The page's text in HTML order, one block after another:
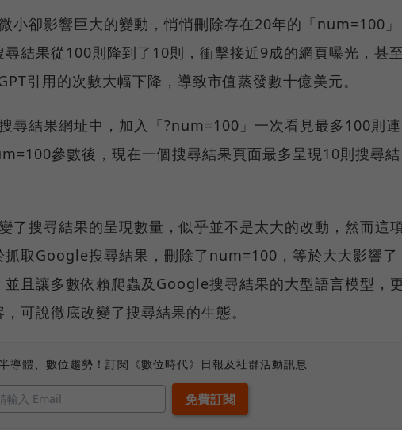
小卻影響巨大的變動，悄悄刪除存在20年的「num=100」
結果從100則降到了10則，衝擊接近9成的網頁曝光，甚
引用的次數大幅下降，導致市值蒸發數十億美元。
尋結果網址中，加入「?num=100」一次看見最多100則連
參數後，現在一個搜尋結果頁面最多呈現10則搜尋結
了搜尋結果的呈現數量，似乎並不是太大的改動，然而這
抓取Google搜尋結果，刪除了num=100，等於大大影響了
且讓多數依賴爬蟲及Google搜尋結果的大型語言模型，
可說徹底改變了搜尋結果的生態。
導體、數位趨勢！訂閱《數位時代》日報及社群活動訊息